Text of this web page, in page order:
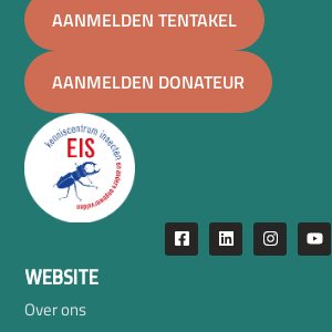
AANMELDEN TENTAKEL
AANMELDEN DONATEUR
WEBSITE
Over ons